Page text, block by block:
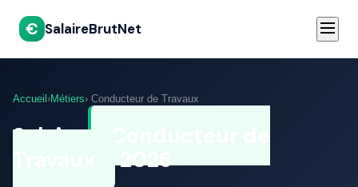
€ SalaireBrutNet
Accueil ›Métiers› Conducteur de Travaux
Salaire
2026